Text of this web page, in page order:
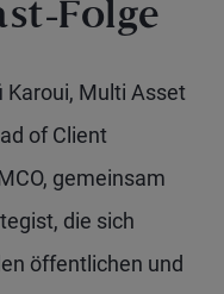
Folge
Karoui, Multi Asset
of Client
gemeinsam
die sich
öffentlichen und